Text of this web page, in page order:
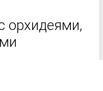
орхидеями,